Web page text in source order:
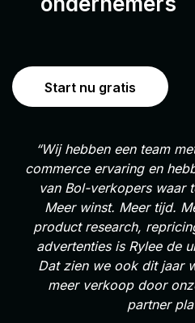
Start nu gratis
“Wij hebben een team
commerce ervaring en
van Bol-verkopers waar
Meer winst. Meer tijd.
product research,
advertenties is Rylee de
Dat zien we ook dit jaar
meer verkoop door
partner